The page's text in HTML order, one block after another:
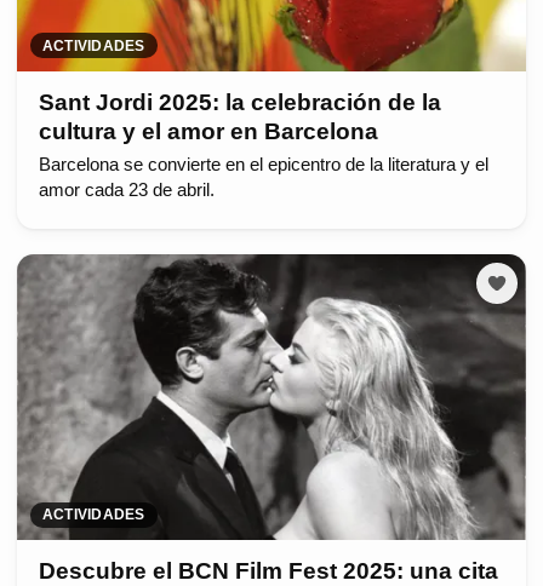
ACTIVIDADES
Sant Jordi 2025: la celebración de la
cultura y el amor en Barcelona
Barcelona se convierte en el epicentro de la literatura y el
amor cada 23 de abril.
ACTIVIDADES
Descubre el BCN Film Fest 2025: una cita